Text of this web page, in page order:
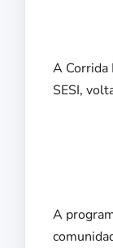
A Corrida
SESI,
A